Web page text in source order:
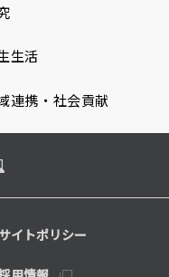
生活
連携・社会貢献
サイトポリシー